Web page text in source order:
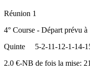
Réunion 1
4° Course - Départ prévu à
Quinte
5-2-11-12-1-14-
2.0 €-NB de fois la mise: